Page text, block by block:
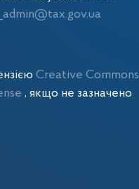
Creative Commons
, якщо не зазначено